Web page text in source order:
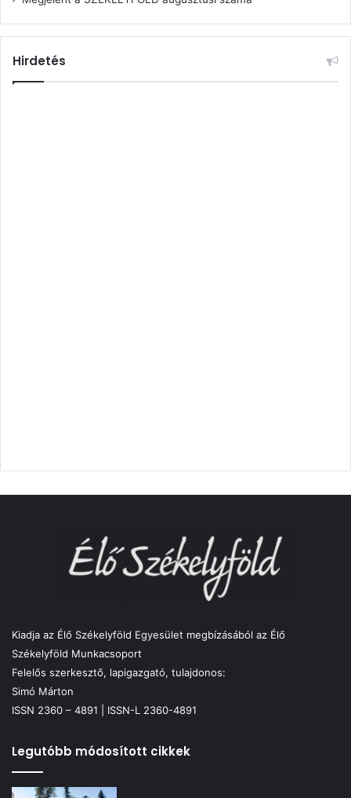
Hirdetés
Kiadja az Élő Székelyföld Egyesület megbízásából az Élő
Székelyföld Munkacsoport
Felelős szerkesztő, lapigazgató, tulajdonos:
Simó Márton
ISSN 2360 – 4891 | ISSN-L 2360-4891
Legutóbb módosított cikkek